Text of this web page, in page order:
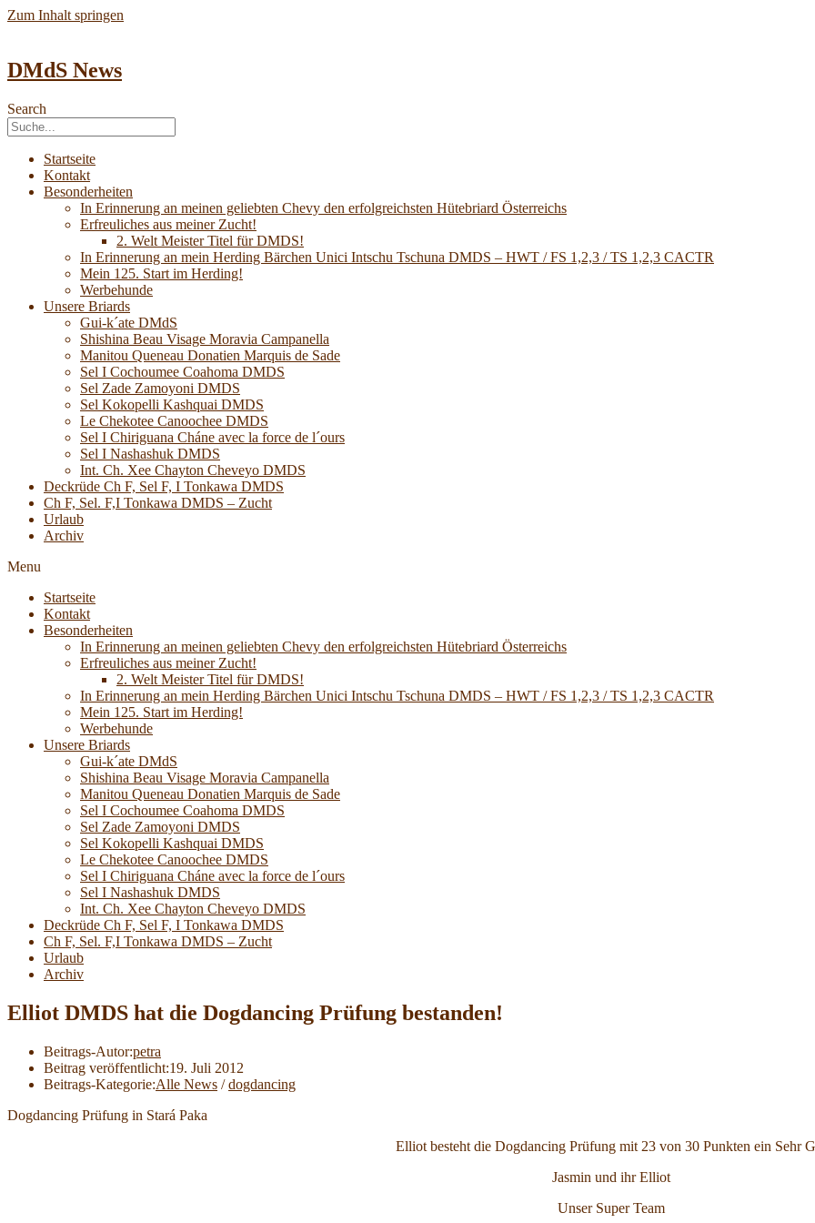
Zum Inhalt springen
DMdS News
Search
Startseite
Kontakt
Besonderheiten
In Erinnerung an meinen geliebten Chevy den erfolgreichsten Hütebriard Österreichs
Erfreuliches aus meiner Zucht!
2. Welt Meister Titel für DMDS!
In Erinnerung an mein Herding Bärchen Unici Intschu Tschuna DMDS – HWT / FS 1,2,3 / TS 1,2,3 CACTR
Mein 125. Start im Herding!
Werbehunde
Unsere Briards
Gui-k´ate DMdS
Shishina Beau Visage Moravia Campanella
Manitou Queneau Donatien Marquis de Sade
Sel I Cochoumee Coahoma DMDS
Sel Zade Zamoyoni DMDS
Sel Kokopelli Kashquai DMDS
Le Chekotee Canoochee DMDS
Sel I Chiriguana Cháne avec la force de l´ours
Sel I Nashashuk DMDS
Int. Ch. Xee Chayton Cheveyo DMDS
Deckrüde Ch F, Sel F, I Tonkawa DMDS
Ch F, Sel. F,I Tonkawa DMDS – Zucht
Urlaub
Archiv
Menu
Startseite
Kontakt
Besonderheiten
In Erinnerung an meinen geliebten Chevy den erfolgreichsten Hütebriard Österreichs
Erfreuliches aus meiner Zucht!
2. Welt Meister Titel für DMDS!
In Erinnerung an mein Herding Bärchen Unici Intschu Tschuna DMDS – HWT / FS 1,2,3 / TS 1,2,3 CACTR
Mein 125. Start im Herding!
Werbehunde
Unsere Briards
Gui-k´ate DMdS
Shishina Beau Visage Moravia Campanella
Manitou Queneau Donatien Marquis de Sade
Sel I Cochoumee Coahoma DMDS
Sel Zade Zamoyoni DMDS
Sel Kokopelli Kashquai DMDS
Le Chekotee Canoochee DMDS
Sel I Chiriguana Cháne avec la force de l´ours
Sel I Nashashuk DMDS
Int. Ch. Xee Chayton Cheveyo DMDS
Deckrüde Ch F, Sel F, I Tonkawa DMDS
Ch F, Sel. F,I Tonkawa DMDS – Zucht
Urlaub
Archiv
Elliot DMDS hat die Dogdancing Prüfung bestanden!
Beitrags-Autor:petra
Beitrag veröffentlicht:19. Juli 2012
Beitrags-Kategorie:Alle News / dogdancing
Dogdancing Prüfung in Stará Paka
Elliot besteht die Dogdancing Prüfung mit 23 von 30 Punkten ein Sehr
Jasmin und ihr Elliot
Unser Super Team